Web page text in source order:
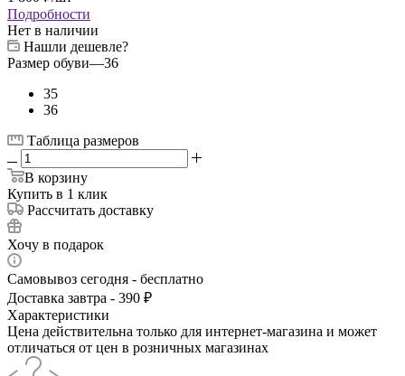
Подробности
Нет в наличии
Нашли дешевле?
Размер обуви—36
35
36
Таблица размеров
В корзину
Купить в 1 клик
Рассчитать доставку
Хочу в подарок
Самовывоз сегодня - бесплатно
Доставка завтра - 390 ₽
Характеристики
Цена действительна только для интернет-магазина и может
отличаться от цен в розничных магазинах